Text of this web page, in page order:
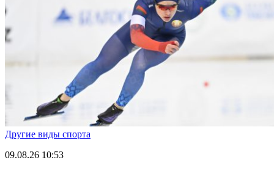
Другие виды спорта
09.08.26 10:53